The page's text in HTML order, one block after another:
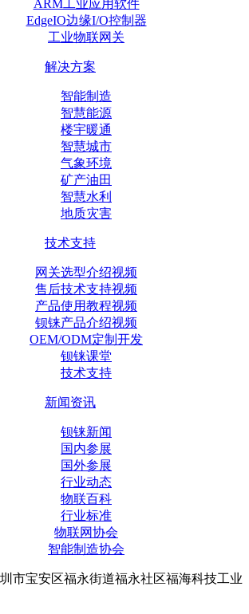
ARM工业应用软件
EdgeIO边缘I/O控制器
工业物联网关
解决方案
智能制造
智慧能源
楼宇暖通
智慧城市
气象环境
矿产油田
智慧水利
地质灾害
技术支持
网关选型介绍视频
售后技术支持视频
产品使用教程视频
钡铼产品介绍视频
OEM/ODM定制开发
钡铼课堂
技术支持
新闻资讯
钡铼新闻
国内参展
国外参展
行业动态
物联百科
行业标准
物联网协会
智能制造协会
市宝安区福永街道福永社区福海科技工业